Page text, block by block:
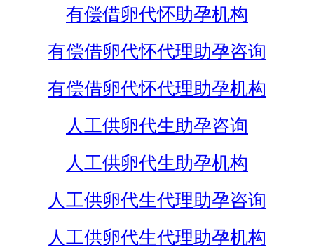
有偿借卵代怀助孕机构
有偿借卵代怀代理助孕咨询
有偿借卵代怀代理助孕机构
人工供卵代生助孕咨询
人工供卵代生助孕机构
人工供卵代生代理助孕咨询
人工供卵代生代理助孕机构